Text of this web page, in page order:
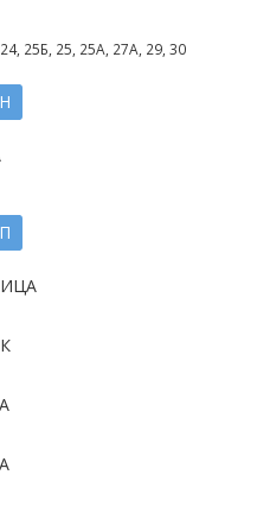
25Б, 25, 25А, 27А, 29, 30
Н
П